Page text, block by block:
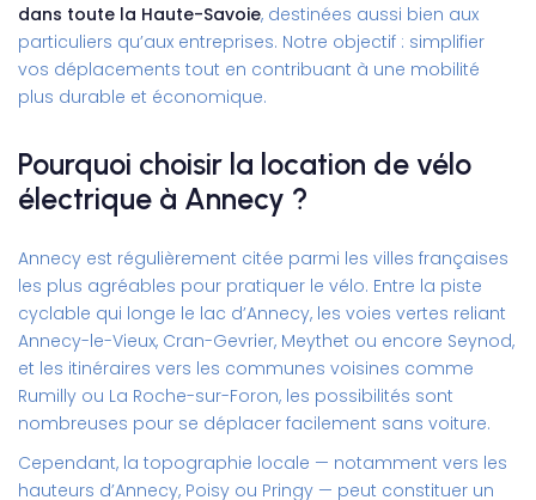
dans toute la Haute-Savoie, destinées aussi bien aux
particuliers qu’aux entreprises. Notre objectif : simplifier
vos déplacements tout en contribuant à une mobilité
plus durable et économique.
Pourquoi choisir la location de vélo
électrique à Annecy ?
Annecy est régulièrement citée parmi les villes françaises
les plus agréables pour pratiquer le vélo. Entre la piste
cyclable qui longe le lac d’Annecy, les voies vertes reliant
Annecy-le-Vieux, Cran-Gevrier, Meythet ou encore Seynod,
et les itinéraires vers les communes voisines comme
Rumilly ou La Roche-sur-Foron, les possibilités sont
nombreuses pour se déplacer facilement sans voiture.
Cependant, la topographie locale — notamment vers les
hauteurs d’Annecy, Poisy ou Pringy — peut constituer un